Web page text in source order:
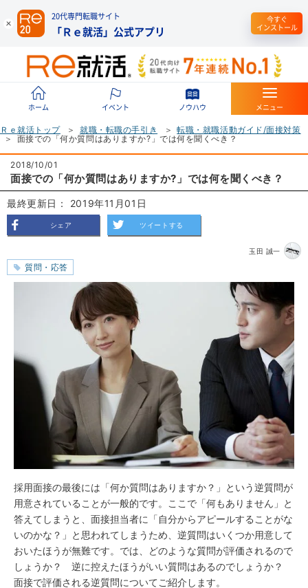
20代専門転職サイト
「Ｒｅ就活」公式アプリ
今すぐ
インストール
ホーム イベント ノウハウ メニュー
Ｒｅ就活トップ 就職・転職の手引き
転職・就職活動ガイド/面接対策
面接での「何か質問はありますか?」では何を聞くべき？
2018/10/01
面接での「何か質問はありますか?」では何を聞くべき？
最終更新日： 2019年11月01日
シェア ツイートする
玉田 誠一
質問・応答
採用面接の最後には「何か質問はありますか？」という逆質問が
用意されていることが一般的です。ここで「何もありません」と
答えてしまうと、面接担当者に「自分からアピールすることがな
いのかな？」と思われてしまうため、逆質問はいくつか用意して
おいたほうが無難です。では、どのような質問が評価されるので
しょうか？ 逆に控えたほうがいい質問はあるのでしょうか？
面接で評価される逆質問についてご紹介します。